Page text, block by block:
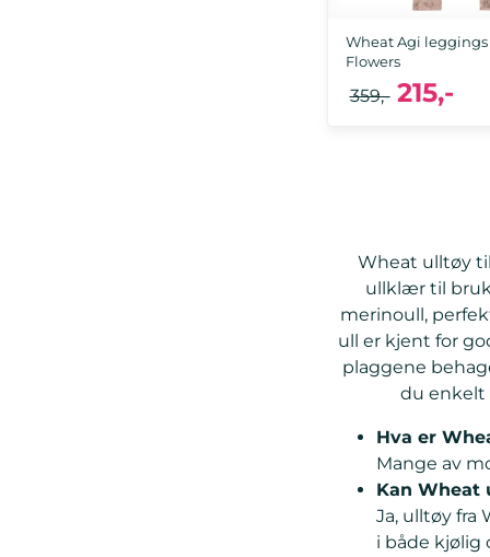
Wheat Agi
Flowers
215,-
359,-
Wheat ulltøy
ullklær til bruk
merinoull,
ull er kjent for
plaggene
du enkelt
Hva er
Mange av
Kan Wheat
Ja, ulltøy fra
i både